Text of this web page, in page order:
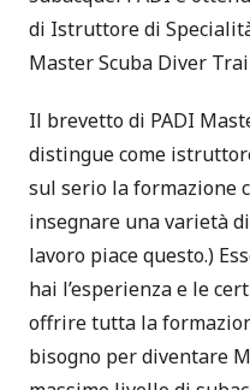
di Istruttore di
Master Scuba Diver
Il brevetto di PADI
distingue come
sul serio la formazione
insegnare una varietà
lavoro piace questo.)
hai l’esperienza e le
offrire tutta la
bisogno per diventare